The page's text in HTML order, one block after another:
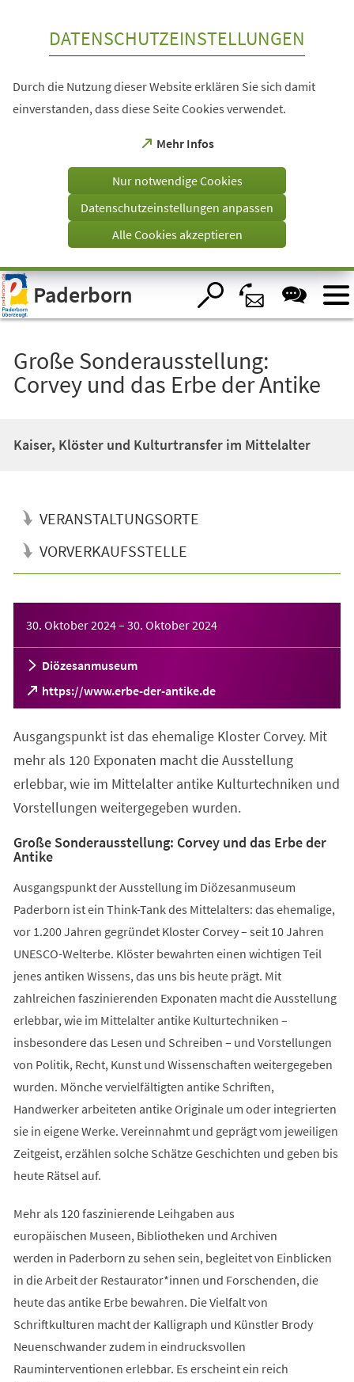
Visuelle
Assistenzsoftware
öffnen.
DATENSCHUTZEINSTELLUNGEN
Durch die Nutzung dieser Website erklären Sie sich damit
einverstanden, dass diese Seite Cookies verwendet.
Mehr Infos
(Öffnet
einem
Tab)
Nur notwendige Cookies
Datenschutzeinstellungen anpassen
Alle Cookies akzeptieren
Paderborn
Große Sonderausstellung:
Corvey und das Erbe der Antike
Kaiser, Klöster und Kulturtransfer im Mittelalter
VERANSTALTUNGSORTE
VORVERKAUFSSTELLE
30. Oktober 2024– 30. Oktober 2024
Diözesanmuseum
https://www.erbe-der-antike.de
(Öffnet
in
neuen
Tab)
Ausgangspunkt ist das ehemalige Kloster Corvey. Mit
mehr als 120 Exponaten macht die Ausstellung
erlebbar, wie im Mittelalter antike Kulturtechniken und
Vorstellungen weitergegeben wurden.
Große Sonderausstellung: Corvey und das Erbe der
Antike
Ausgangspunkt der Ausstellung im Diözesanmuseum
Paderborn ist ein Think-Tank des Mittelalters: das ehemalige,
vor 1.200 Jahren gegründet Kloster Corvey – seit 10 Jahren
UNESCO-Welterbe. Klöster bewahrten einen wichtigen Teil
jenes antiken Wissens, das uns bis heute prägt. Mit
zahlreichen faszinierenden Exponaten macht die Ausstellung
erlebbar, wie im Mittelalter antike Kulturtechniken –
insbesondere das Lesen und Schreiben – und Vorstellungen
von Politik, Recht, Kunst und Wissenschaften weitergegeben
wurden. Mönche vervielfältigten antike Schriften,
Handwerker arbeiteten antike Originale um oder integrierten
sie in eigene Werke. Vereinnahmt und geprägt vom jeweiligen
Zeitgeist, erzählen solche Schätze Geschichten und geben bis
heute Rätsel auf.
Mehr als 120 faszinierende Leihgaben aus
europäischen Museen, Bibliotheken und Archiven
werden in Paderborn zu sehen sein, begleitet von Einblicken
in die Arbeit der Restaurator*innen und Forschenden, die
heute das antike Erbe bewahren. Die Vielfalt von
Schriftkulturen macht der Kalligraph und Künstler Brody
Neuenschwander zudem in eindrucksvollen
Rauminterventionen erlebbar. Es erscheint ein reich